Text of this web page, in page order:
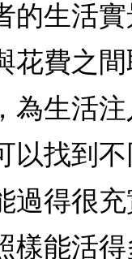
的生活
花費之
為生活
以找到
過得很
樣能活